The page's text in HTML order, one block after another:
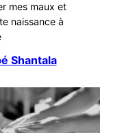
mes maux et
naissance à
Shantala